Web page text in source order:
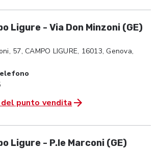
Ligure - Via Don Minzoni (GE)
57, CAMPO LIGURE, 16013, Genova,
punto vendita
Ligure - P.le Marconi (GE)